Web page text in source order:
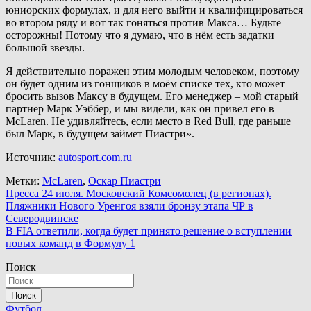
юниорских формулах, и для него выйти и квалифицироваться
во втором ряду и вот так гоняться против Макса… Будьте
осторожны! Потому что я думаю, что в нём есть задатки
большой звезды.
Я действительно поражен этим молодым человеком, поэтому
он будет одним из гонщиков в моём списке тех, кто может
бросить вызов Максу в будущем. Его менеджер – мой старый
партнер Марк Уэббер, и мы видели, как он привел его в
McLaren. Не удивляйтесь, если место в Red Bull, где раньше
был Марк, в будущем займет Пиастри».
Источник: autosport.com.ru
Метки: McLaren, Оскар Пиастри
Навигация
по
записям
Пресса 24 июля. Московский Комсомолец (в регионах).
Пляжники Нового Уренгоя взяли бронзу этапа ЧР в
Северодвинске
В FIA ответили, когда будет принято решение о вступлении
новых команд в Формулу 1
Поиск
Поиск
Футбол